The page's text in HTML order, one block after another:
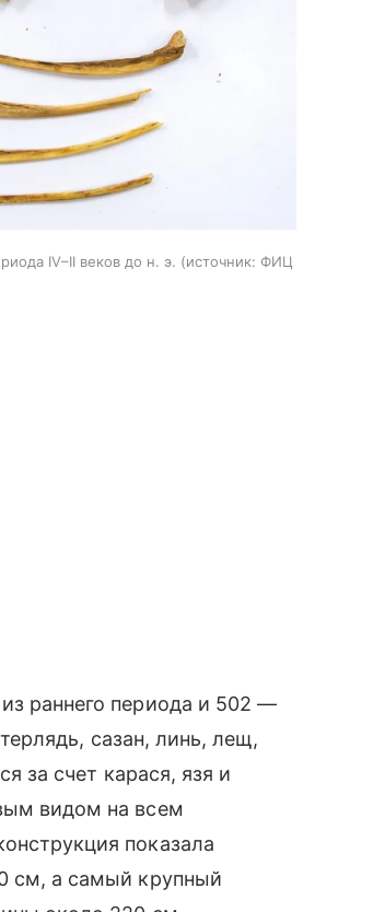
IV–II веков до н. э. источник: ФИЦ
раннего периода и 502 —
сазан, линь, лещ,
за счет карася, язя и
видом на всем
показала
см, а самый крупный